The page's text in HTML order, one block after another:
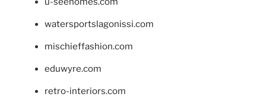
watersportslagonissi.com
mischieffashion.com
eduwyre.com
retro-interiors.com